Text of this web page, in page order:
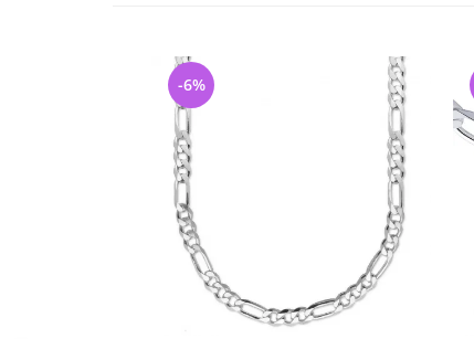
-6%